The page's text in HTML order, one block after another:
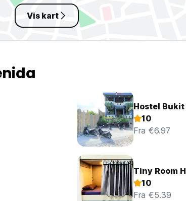
et beløp på kortet ditt før innsjekking.
Vis kart
Hostel
10
Fra €6.97
Tiny Room
10
Fra €5.39